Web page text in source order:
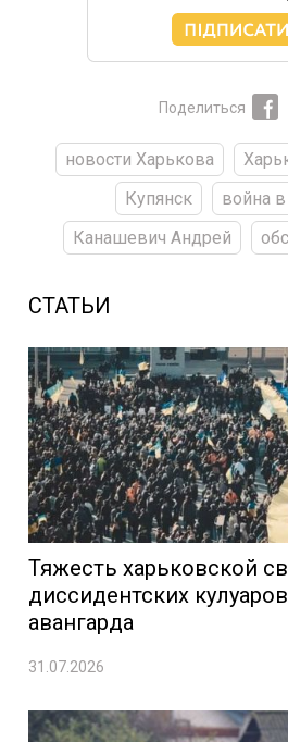
Поделиться
новости Харькова
Купянск
война
Канашевич Андрей
СТАТЬИ
Тяжесть харьковской
диссидентских
авангарда
31.07.2026